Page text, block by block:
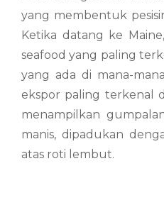
yang membentuk
Ketika datang ke
seafood yang paling
yang ada di mana-
ekspor paling terkenal
menampilkan
manis, dipadukan
atas roti lembut.